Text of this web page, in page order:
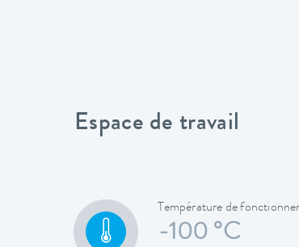
Espace de travail
Température de
-100 °C